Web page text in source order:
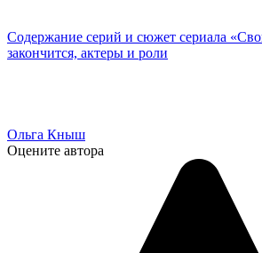
Содержание серий и сюжет сериала
закончится, актеры и роли
Ольга Кныш
Оцените автора